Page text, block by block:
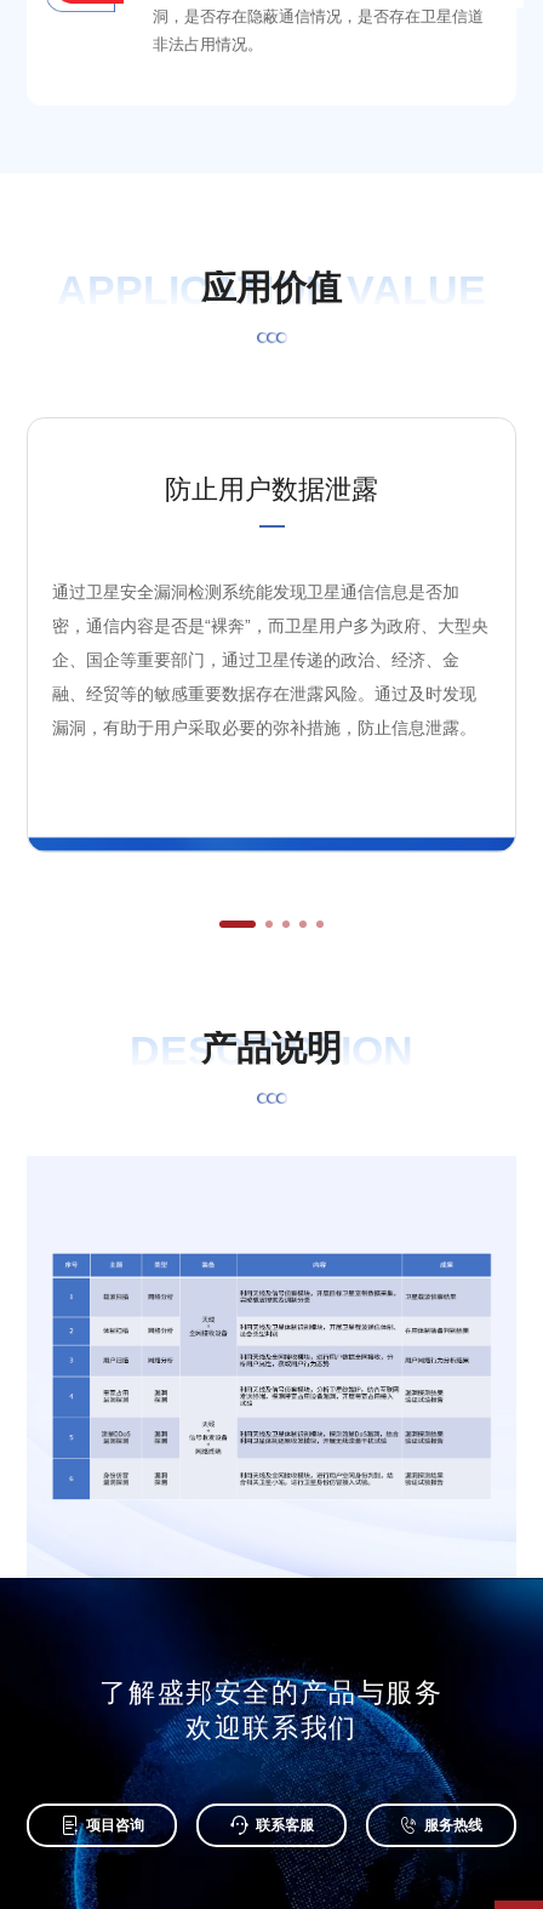
洞，是否存在隐蔽通信情况，是否存在卫星信道
非法占用情况。
APPLICATION VALUE
应用价值
防止用户数据泄露
通过卫星安全漏洞检测系统能发现卫星通信信息是否加
密，通信内容是否是“裸奔”，而卫星用户多为政府、大型央
企、国企等重要部门，通过卫星传递的政治、经济、金
融、经贸等的敏感重要数据存在泄露风险。通过及时发现
漏洞，有助于用户采取必要的弥补措施，防止信息泄露。
DESCRIPTION
产品说明
了解盛邦安全的产品与服务
欢迎联系我们
 项目咨询  联系客服  服务热线